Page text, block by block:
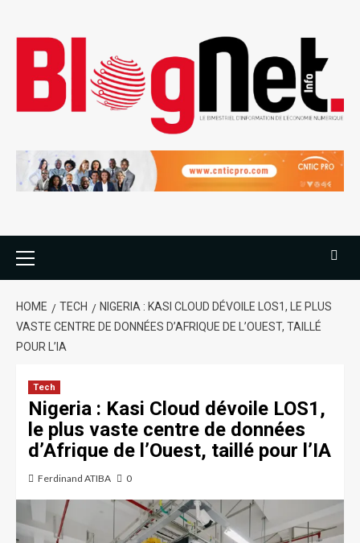
HOME TECH
NIGERIA : KASI CLOUD DÉVOILE LOS1, LE PLUS
VASTE CENTRE DE DONNÉES D’AFRIQUE DE L’OUEST, TAILLÉ
POUR L’IA
Tech
Nigeria : Kasi Cloud dévoile LOS1,
le plus vaste centre de données
d’Afrique de l’Ouest, taillé pour l’IA
Ferdinand ATIBA 0